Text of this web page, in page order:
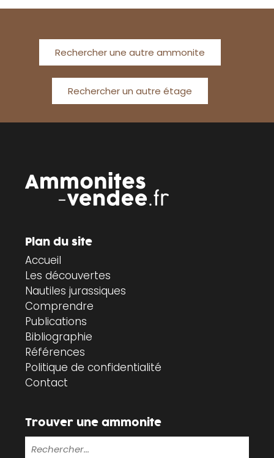
Rechercher une autre ammonite
Rechercher un autre étage
Plan du site
Accueil
Les découvertes
Nautiles jurassiques
Comprendre
Publications
Bibliographie
Références
Politique de confidentialité
Contact
Trouver une ammonite